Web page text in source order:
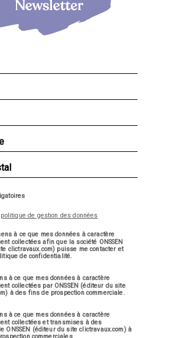
politique de gestion des données
à ce que mes données à caractère
collectées afin que la société ONSSEN
clictravaux.com) puisse me contacter et
de confidentialité.
à ce que mes données à caractère
collectées par ONSSEN (éditeur du site
à des fins de prospection commerciale.
à ce que mes données à caractère
collectées et transmises à des
ONSSEN (éditeur du site clictravaux.com) à